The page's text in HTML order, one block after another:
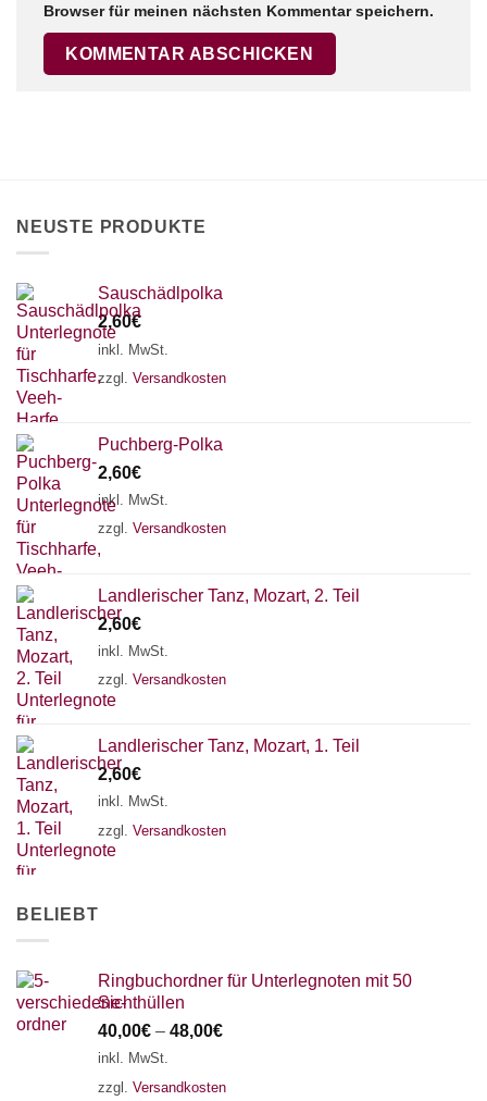
Browser für meinen nächsten Kommentar speichern.
NEUSTE PRODUKTE
Sauschädlpolka
2,60€
inkl. MwSt.
zzgl. Versandkosten
Puchberg-Polka
2,60€
inkl. MwSt.
zzgl. Versandkosten
Landlerischer Tanz, Mozart, 2. Teil
2,60€
inkl. MwSt.
zzgl. Versandkosten
Landlerischer Tanz, Mozart, 1. Teil
2,60€
inkl. MwSt.
zzgl. Versandkosten
BELIEBT
Ringbuchordner für Unterlegnoten mit 50
Sichthüllen
40,00€ – 48,00€
inkl. MwSt.
zzgl. Versandkosten
18 SAITEN 21 SAITEN
AKKORDZITHER